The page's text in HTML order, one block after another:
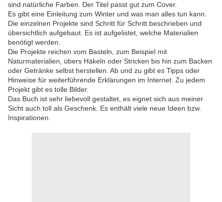
sind natürliche Farben. Der Titel passt gut zum Cover.
Es gibt eine Einleitung zum Winter und was man alles tun kann.
Die einzelnen Projekte sind Schritt für Schritt beschrieben und
übersichtlich aufgebaut. Es ist aufgelistet, welche Materialien
benötigt werden.
Die Projekte reichen vom Basteln, zum Beispiel mit
Naturmaterialien, übers Häkeln oder Stricken bis hin zum Backen
oder Getränke selbst herstellen. Ab und zu gibt es Tipps oder
Hinweise für weiterführende Erklärungen im Internet. Zu jedem
Projekt gibt es tolle Bilder.
Das Buch ist sehr liebevoll gestaltet, es eignet sich aus meiner
Sicht auch toll als Geschenk. Es enthält viele neue Ideen bzw.
Inspirationen.